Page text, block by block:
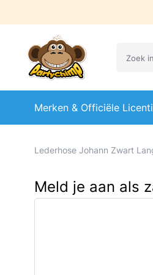
Merken & Officiële
Lederhose Johann Zwart
Meld je aan als